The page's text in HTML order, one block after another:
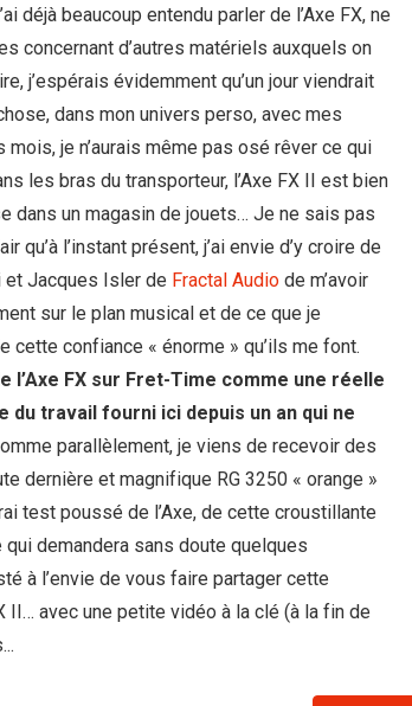
déjà beaucoup entendu parler de l’Axe FX, ne
concernant d’autres matériels auxquels on
j’espérais évidemment qu’un jour viendrait
dans mon univers perso, avec mes
je n’aurais même pas osé rêver ce qui
les bras du transporteur, l’Axe FX II est bien
dans un magasin de jouets… Je ne sais pas
l’instant présent, j’ai envie d’y croire de
et Jacques Isler de Fractal Audio de m’avoir
sur le plan musical et de ce que je
cette confiance « énorme » qu’ils me font.
FX sur Fret-Time comme une réelle
travail fourni ici depuis un an qui ne
parallèlement, je viens de recevoir des
dernière et magnifique RG 3250 « orange »
test poussé de l’Axe, de cette croustillante
demandera sans doute quelques
à l’envie de vous faire partager cette
II… avec une petite vidéo à la clé (à la fin de